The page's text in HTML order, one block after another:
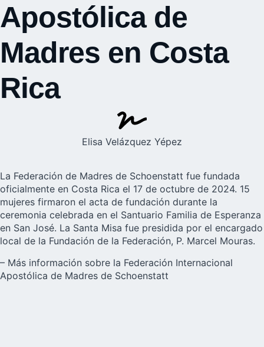
Apostólica de
Madres en Costa
Rica
Elisa Velázquez Yépez
La Federación de Madres de Schoenstatt fue fundada
oficialmente en Costa Rica el 17 de octubre de 2024. 15
mujeres firmaron el acta de fundación durante la
ceremonia celebrada en el Santuario Familia de Esperanza
en San José. La Santa Misa fue presidida por el encargado
local de la Fundación de la Federación, P. Marcel Mouras.
– Más información sobre la Federación Internacional
Apostólica de Madres de Schoenstatt